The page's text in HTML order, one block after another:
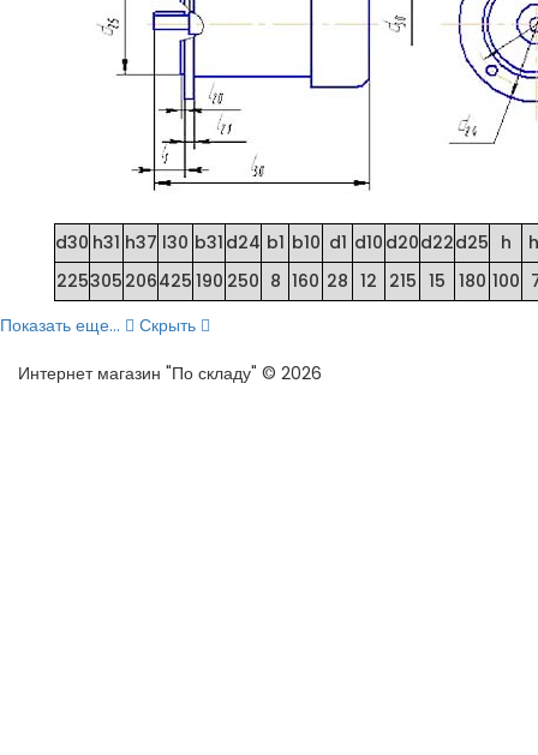
d30 h31 h37 l30 b31 d24 b1 b10 d1 d10 d20d22d25 h
225305 206425 190 250 8 160 28 12 215 15 180 100
Показать еще...
Скрыть
Интернет магазин "По складу" © 2026